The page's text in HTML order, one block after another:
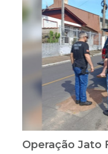
Operação Jato